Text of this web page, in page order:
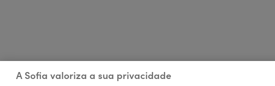
A Sofia valoriza a sua privacidade